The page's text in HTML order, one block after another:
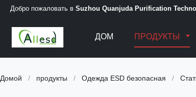
Добро пожаловать в Suzhou Quanjuda Purification
ДОМ ПРОДУКТЫ
Домой / продукты / Одежда ESD безопасная /